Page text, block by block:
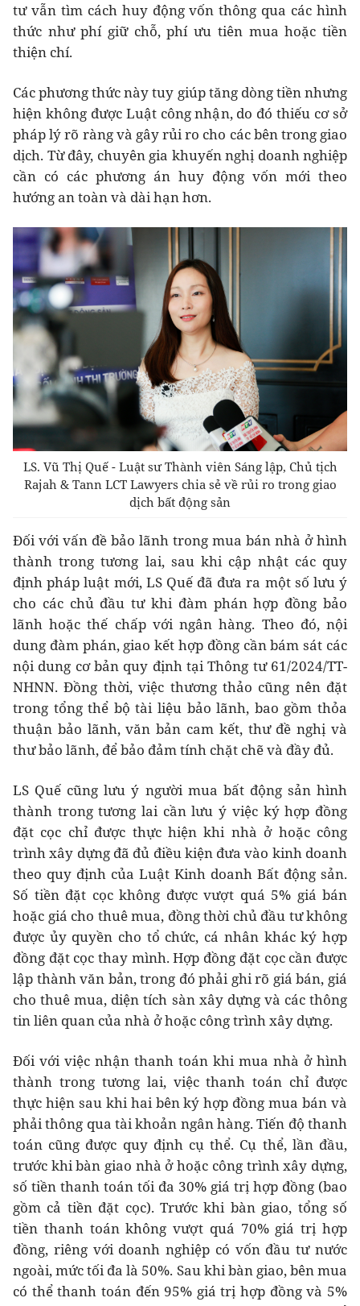
tư vẫn tìm cách huy động vốn thông qua các hình
thức như phí giữ chỗ, phí ưu tiên mua hoặc tiền
thiện chí.
Các phương thức này tuy giúp tăng dòng tiền nhưng
hiện không được Luật công nhận, do đó thiếu cơ sở
pháp lý rõ ràng và gây rủi ro cho các bên trong giao
dịch. Từ đây, chuyên gia khuyến nghị doanh nghiệp
cần có các phương án huy động vốn mới theo
hướng an toàn và dài hạn hơn.
LS. Vũ Thị Quế - Luật sư Thành viên Sáng lập, Chủ tịch
Rajah & Tann LCT Lawyers chia sẻ về rủi ro trong giao
dịch bất động sản
Đối với vấn đề bảo lãnh trong mua bán nhà ở hình
thành trong tương lai, sau khi cập nhật các quy
định pháp luật mới, LS Quế đã đưa ra một số lưu ý
cho các chủ đầu tư khi đàm phán hợp đồng bảo
lãnh hoặc thế chấp với ngân hàng. Theo đó, nội
dung đàm phán, giao kết hợp đồng cần bám sát các
nội dung cơ bản quy định tại Thông tư 61/2024/TT-
NHNN. Đồng thời, việc thương thảo cũng nên đặt
trong tổng thể bộ tài liệu bảo lãnh, bao gồm thỏa
thuận bảo lãnh, văn bản cam kết, thư đề nghị và
thư bảo lãnh, để bảo đảm tính chặt chẽ và đầy đủ.
LS Quế cũng lưu ý người mua bất động sản hình
thành trong tương lai cần lưu ý việc ký hợp đồng
đặt cọc chỉ được thực hiện khi nhà ở hoặc công
trình xây dựng đã đủ điều kiện đưa vào kinh doanh
theo quy định của Luật Kinh doanh Bất động sản.
Số tiền đặt cọc không được vượt quá 5% giá bán
hoặc giá cho thuê mua, đồng thời chủ đầu tư không
được ủy quyền cho tổ chức, cá nhân khác ký hợp
đồng đặt cọc thay mình. Hợp đồng đặt cọc cần được
lập thành văn bản, trong đó phải ghi rõ giá bán, giá
cho thuê mua, diện tích sàn xây dựng và các thông
tin liên quan của nhà ở hoặc công trình xây dựng.
Đối với việc nhận thanh toán khi mua nhà ở hình
thành trong tương lai, việc thanh toán chỉ được
thực hiện sau khi hai bên ký hợp đồng mua bán và
phải thông qua tài khoản ngân hàng. Tiến độ thanh
toán cũng được quy định cụ thể. Cụ thể, lần đầu,
trước khi bàn giao nhà ở hoặc công trình xây dựng,
số tiền thanh toán tối đa 30% giá trị hợp đồng (bao
gồm cả tiền đặt cọc). Trước khi bàn giao, tổng số
tiền thanh toán không vượt quá 70% giá trị hợp
đồng, riêng với doanh nghiệp có vốn đầu tư nước
ngoài, mức tối đa là 50%. Sau khi bàn giao, bên mua
có thể thanh toán đến 95% giá trị hợp đồng và 5%